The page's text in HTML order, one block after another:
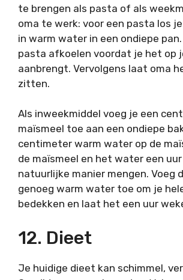
te brengen als pasta of als
oma te werk: voor een pasta los
in warm water in een ondiepe
pasta afkoelen voordat je het op
aanbrengt. Vervolgens laat oma
zitten.
Als inweekmiddel voeg je een
maïsmeel toe aan een ondiepe
centimeter warm water op de
de maïsmeel en het water een
natuurlijke manier mengen. Voeg
genoeg warm water toe om je
bedekken en laat het een uur
12. Dieet
Je huidige dieet kan schimmel,